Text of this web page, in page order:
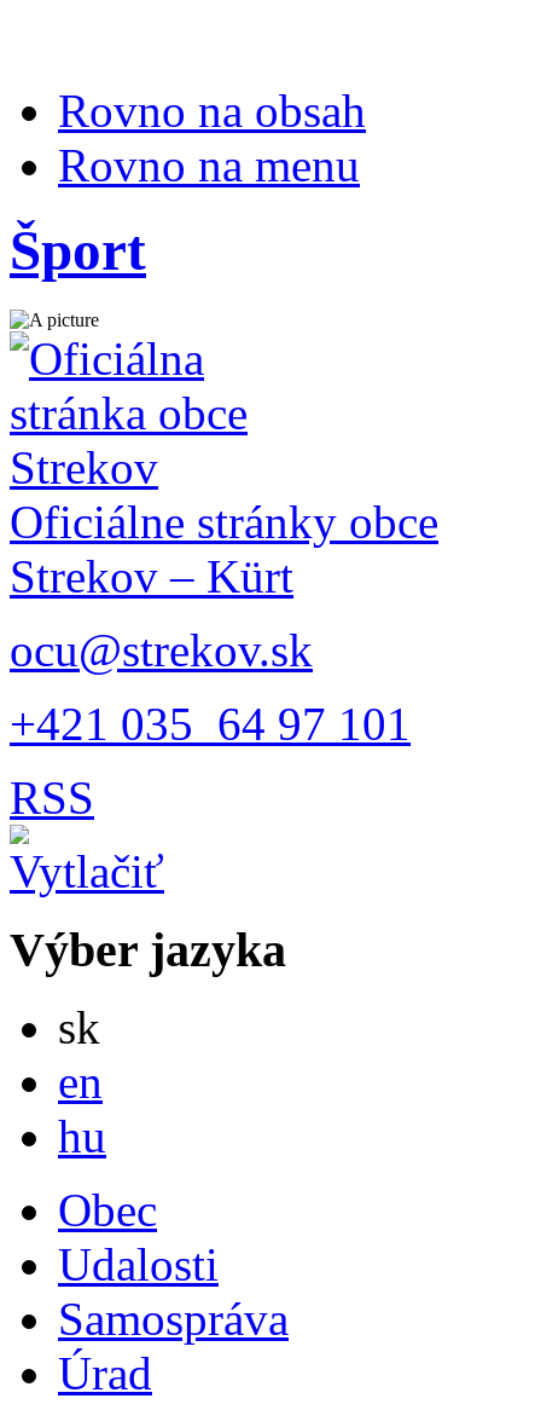
Rovno na obsah
Rovno na menu
Šport
Oficiálne stránky obce
Strekov – Kürt
ocu@strekov.sk
+421 035 64 97 101
RSS
Výber jazyka
sk
en
hu
Obec
Udalosti
Samospráva
Úrad